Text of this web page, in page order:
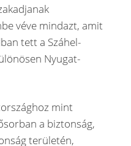
véve mindazt, amit
tett a Száhel-
Nyugat-
mint
a biztonság,
területén,